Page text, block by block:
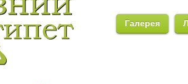
Галерея